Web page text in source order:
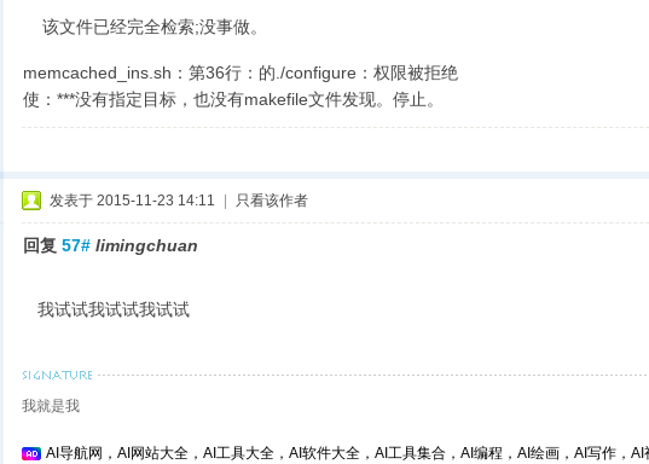
该文件已经完全检索;没事做。
memcached_ins.sh：第36行：的./configure：权限被拒绝
使：***没有指定目标，也没有makefile文件发现。停止。
发表于 2015-11-23 14:11 只看该作者
回复 57# limingchuan
我试试我试试我试试
我就是我
AI导航网，AI网站大全，AI工具大全，AI软件大全，AI工具集合，AI编程，AI绘画，AI写作，